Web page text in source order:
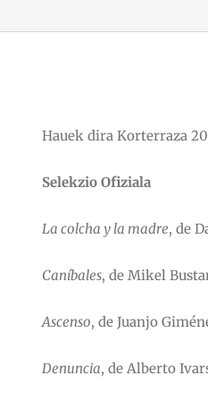
Hauek dira Korterraza
Selekzio Ofiziala
La colcha y la madre, de
Caníbales, de Mikel
Ascenso, de Juanjo
Denuncia, de Alberto